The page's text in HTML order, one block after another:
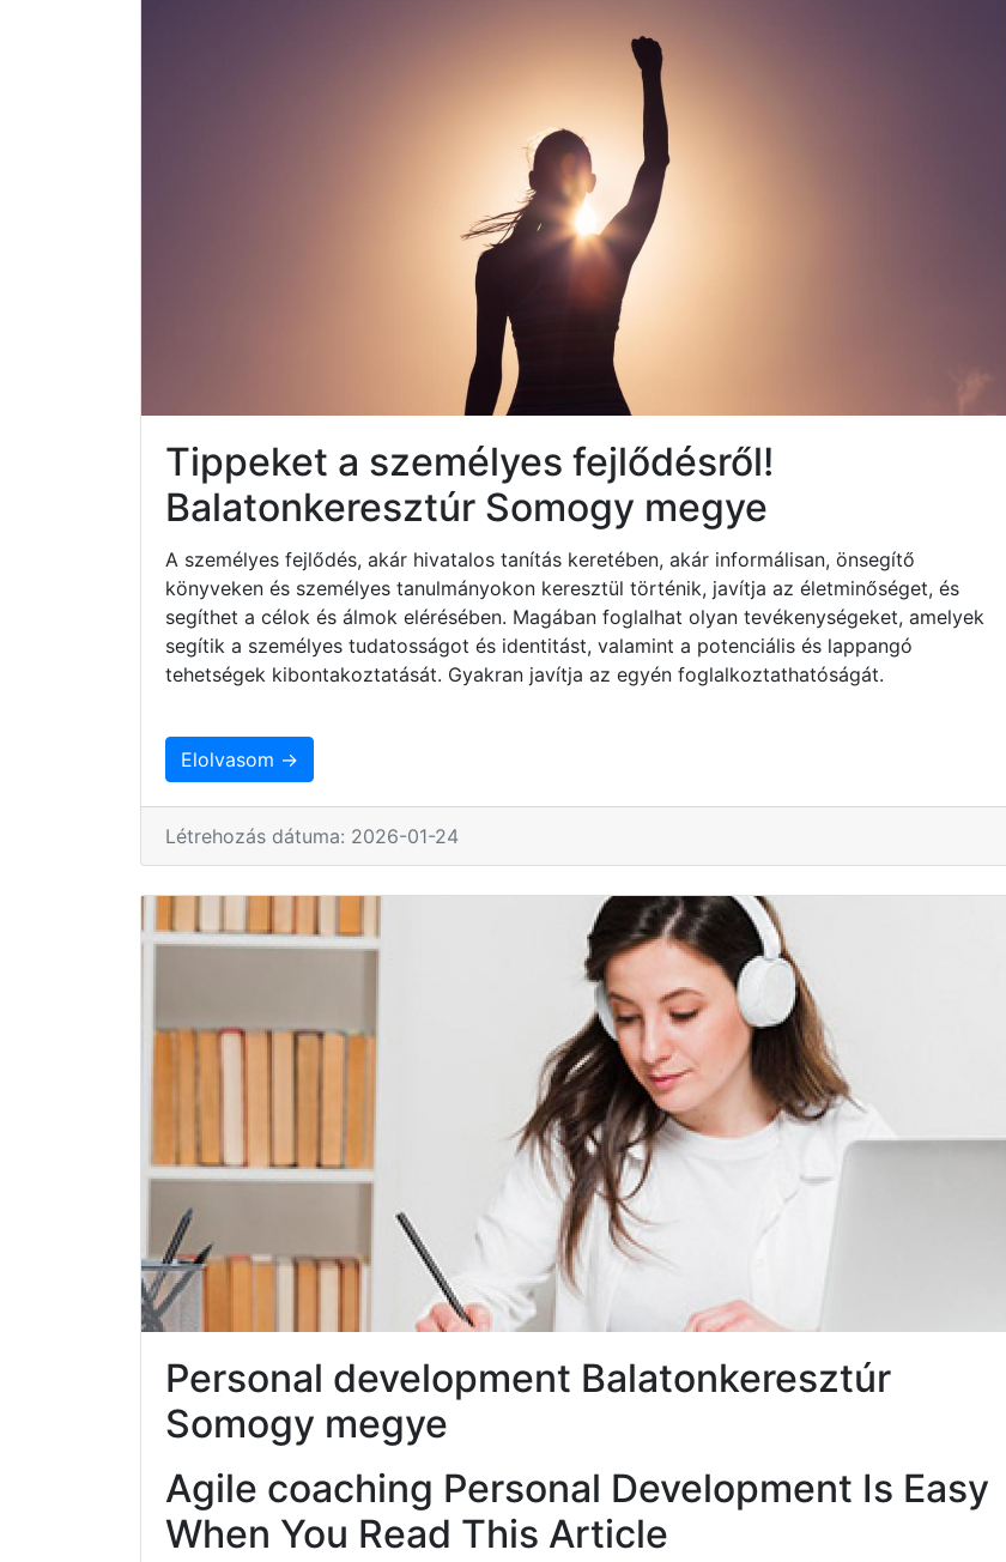
Tippeket a személyes fejlődésről!
Balatonkeresztúr Somogy megye
A személyes fejlődés, akár hivatalos tanítás keretében, akár informálisan, önsegítő
könyveken és személyes tanulmányokon keresztül történik, javítja az életminőséget, és
segíthet a célok és álmok elérésében. Magában foglalhat olyan tevékenységeket, amelyek
segítik a személyes tudatosságot és identitást, valamint a potenciális és lappangó
tehetségek kibontakoztatását. Gyakran javítja az egyén foglalkoztathatóságát.
Elolvasom →
Létrehozás dátuma: 2026-01-24
Personal development Balatonkeresztúr
Somogy megye
Agile coaching Personal Development Is Easy
When You Read This Article